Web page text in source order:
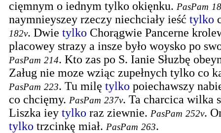
cięmnym o iednym tylko okięnku. PasPam
naymnieyszey rzeczy niechciały ieść tylko
182v. Dwie tylko Chorągwie Pancerne
placowey strazy a insze było woysko po
PasPam 214. Kto zas po S. Ianie Słuzbę
Załug nie moze wziąc zupełnych tylko co
PasPam 223. Tu milę tylko poiechawszy
co chcięmy. PasPam 237v. Ta charcica wilka
Liszka iey tylko raz ziewnie. PasPam 252v.
tylko trzcinkę miał. PasPam 263.